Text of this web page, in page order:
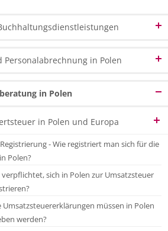
und Buchführungsdienste
von EU-Mitteln
und Leitungsrechnung
Management &
durch CPA-Berufsträger
und Erstellung
im Lager-Management
/ Online-Buchhaltungsdienste
Intelligence & Data Warehousing
Personalabrechnung in Polen
von Ausländern in Polen
und steuerliche Lösungen für
in Polen
in Polen und Europa
- Wie registriert man sich für die
Polen?
verpflichtet, sich in Polen zur Umsatzsteuer
Umsatzsteuererklärungen müssen in Polen
werden?